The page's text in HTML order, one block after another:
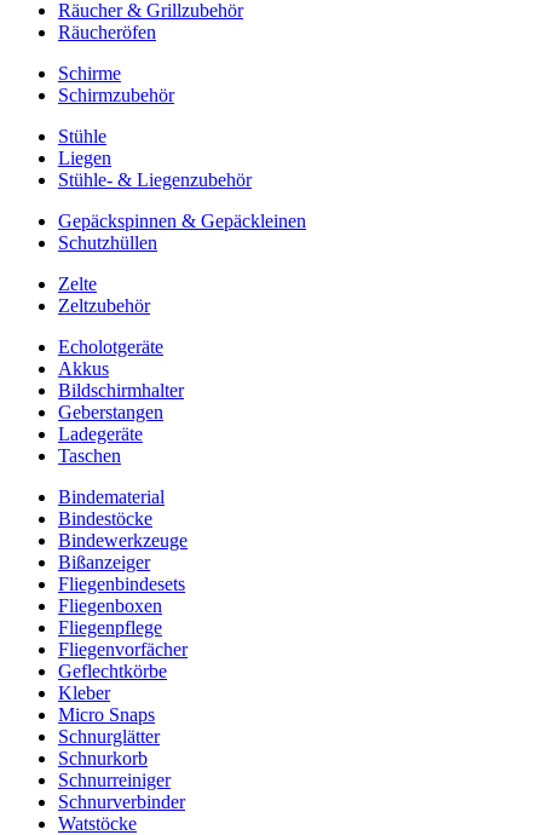
Räucher & Grillzubehör
Räucheröfen
Schirme
Schirmzubehör
Stühle
Liegen
Stühle- & Liegenzubehör
Gepäckspinnen & Gepäckleinen
Schutzhüllen
Zelte
Zeltzubehör
Echolotgeräte
Akkus
Bildschirmhalter
Geberstangen
Ladegeräte
Taschen
Bindematerial
Bindestöcke
Bindewerkzeuge
Bißanzeiger
Fliegenbindesets
Fliegenboxen
Fliegenpflege
Fliegenvorfächer
Geflechtkörbe
Kleber
Micro Snaps
Schnurglätter
Schnurkorb
Schnurreiniger
Schnurverbinder
Watstöcke